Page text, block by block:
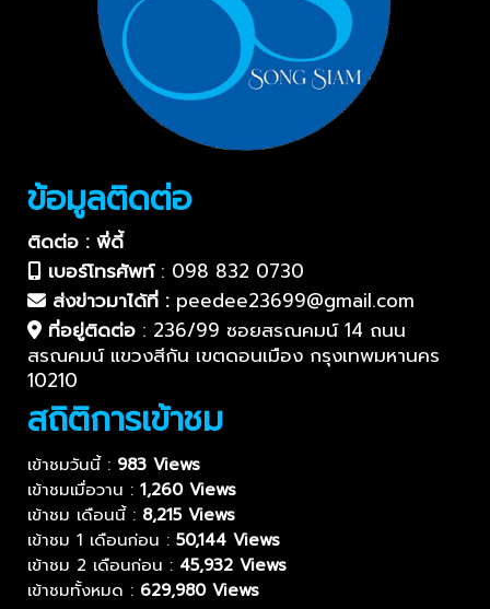
ข้อมูลติดต่อ
ติดต่อ : พี่ดี้
เบอร์โทรศัพท์: 098 832 0730
ส่งข่าวมาได้ที่ : peedee23699@gmail.com
ที่อยู่ติดต่อ : 236/99 ซอยสรณคมน์ 14 ถนน
สรณคมน์ แขวงสีกัน เขตดอนเมือง กรุงเทพมหานคร
10210
สถิติการเข้าชม
เข้าชมวันนี้ : 983 Views
เข้าชมเมื่อวาน : 1,260 Views
เข้าชม เดือนนี้ : 8,215 Views
เข้าชม 1 เดือนก่อน : 50,144 Views
เข้าชม 2 เดือนก่อน : 45,932 Views
เข้าชมทั้งหมด : 629,980 Views